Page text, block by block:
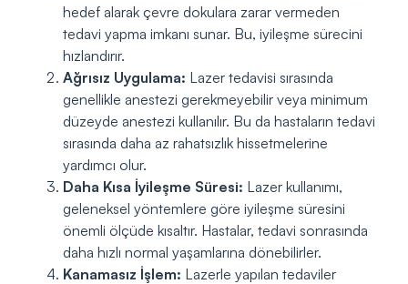
hedef alarak çevre dokulara zarar vermeden
tedavi yapma imkanı sunar. Bu, iyileşme sürecini
hızlandırır.
Ağrısız Uygulama: Lazer tedavisi sırasında
genellikle anestezi gerekmeyebilir veya minimum
düzeyde anestezi kullanılır. Bu da hastaların tedavi
sırasında daha az rahatsızlık hissetmelerine
yardımcı olur.
Daha Kısa İyileşme Süresi: Lazer kullanımı,
geleneksel yöntemlere göre iyileşme süresini
önemli ölçüde kısaltır. Hastalar, tedavi sonrasında
daha hızlı normal yaşamlarına dönebilirler.
Kanamasız İşlem: Lazerle yapılan tedaviler